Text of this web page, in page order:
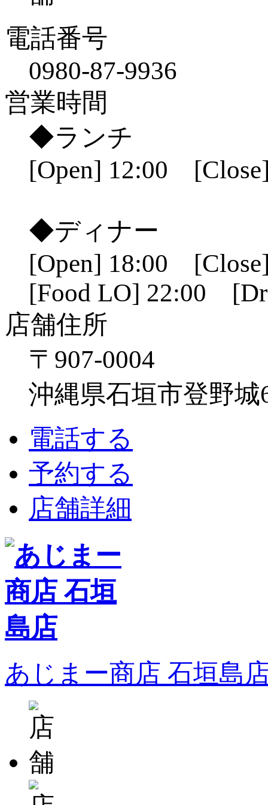
電話番号
0980-87-9936
営業時間
◆ランチ
[Open] 12:00
◆ディナー
[Open] 18:00
[Food LO] 22:00
店舗住所
〒907-0004
沖縄県石垣市登野城
電話する
予約する
店舗詳細
あじまー商店 石垣島